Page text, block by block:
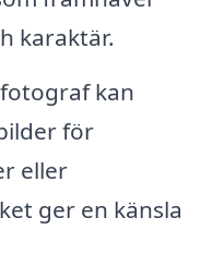
karaktär.
kan
för
eller
ger en känsla